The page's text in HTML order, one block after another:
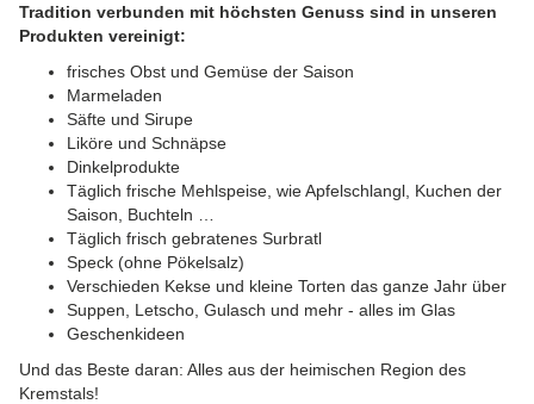
Tradition verbunden mit höchsten Genuss sind in unseren
Produkten vereinigt:
frisches Obst und Gemüse der Saison
Marmeladen
Säfte und Sirupe
Liköre und Schnäpse
Dinkelprodukte
Täglich frische Mehlspeise, wie Apfelschlangl, Kuchen der
Saison, Buchteln …
Täglich frisch gebratenes Surbratl
Speck (ohne Pökelsalz)
Verschieden Kekse und kleine Torten das ganze Jahr über
Suppen, Letscho, Gulasch und mehr - alles im Glas
Geschenkideen
Und das Beste daran: Alles aus der heimischen Region des
Kremstals!